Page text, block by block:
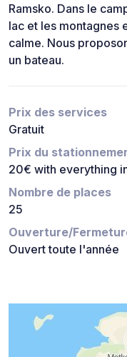
Ramsko. Dans le
lac et les montagnes
calme. Nous
un bateau.
Prix des services
Gratuit
Prix du
20€ with everything
Nombre de places
25
Ouverture/
Ouvert toute l'année